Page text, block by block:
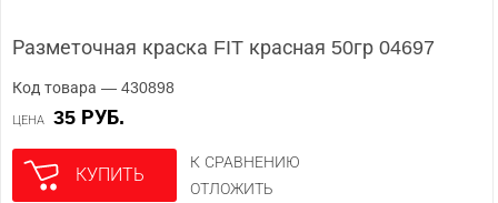
Разметочная краска FIT красная 50гр 04697
Код товара — 430898
ЦЕНА 35 РУБ.
КУПИТЬ
К СРАВНЕНИЮ
ОТЛОЖИТЬ